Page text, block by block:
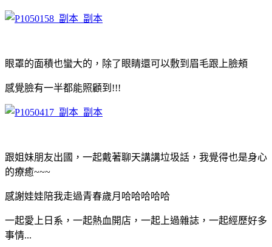
眼罩的面積也蠻大的，除了眼睛還可以敷到眉毛跟上臉頰
感覺臉有一半都能照顧到!!!
跟姐妹朋友出國，一起戴著聊天講講垃圾話，我覺得也是身心
的療癒~~~
感謝娃娃 陪我走過青春歲月哈哈哈哈哈
一起愛上日系，一起熱血開店，一起上過雜誌，一起經歷好多
事情...